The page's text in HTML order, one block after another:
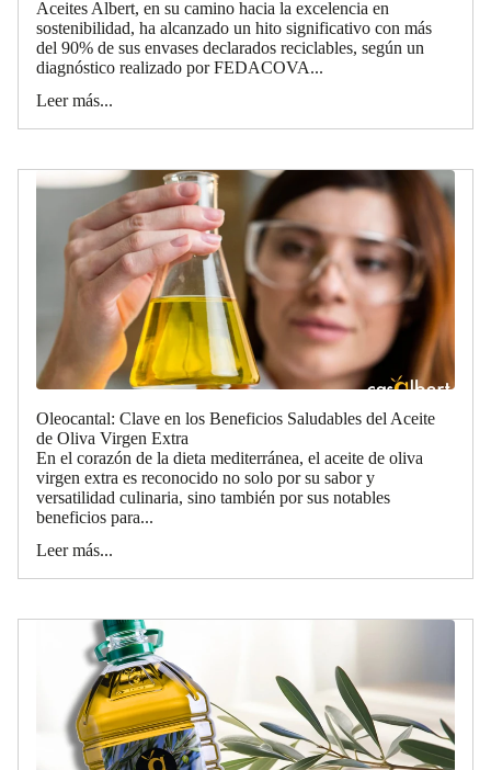
Aceites Albert, en su camino hacia la excelencia en
sostenibilidad, ha alcanzado un hito significativo con más
del 90% de sus envases declarados reciclables, según un
diagnóstico realizado por FEDACOVA...
Leer más...
Oleocantal: Clave en los Beneficios Saludables del Aceite
de Oliva Virgen Extra
En el corazón de la dieta mediterránea, el aceite de oliva
virgen extra es reconocido no solo por su sabor y
versatilidad culinaria, sino también por sus notables
beneficios para...
Leer más...